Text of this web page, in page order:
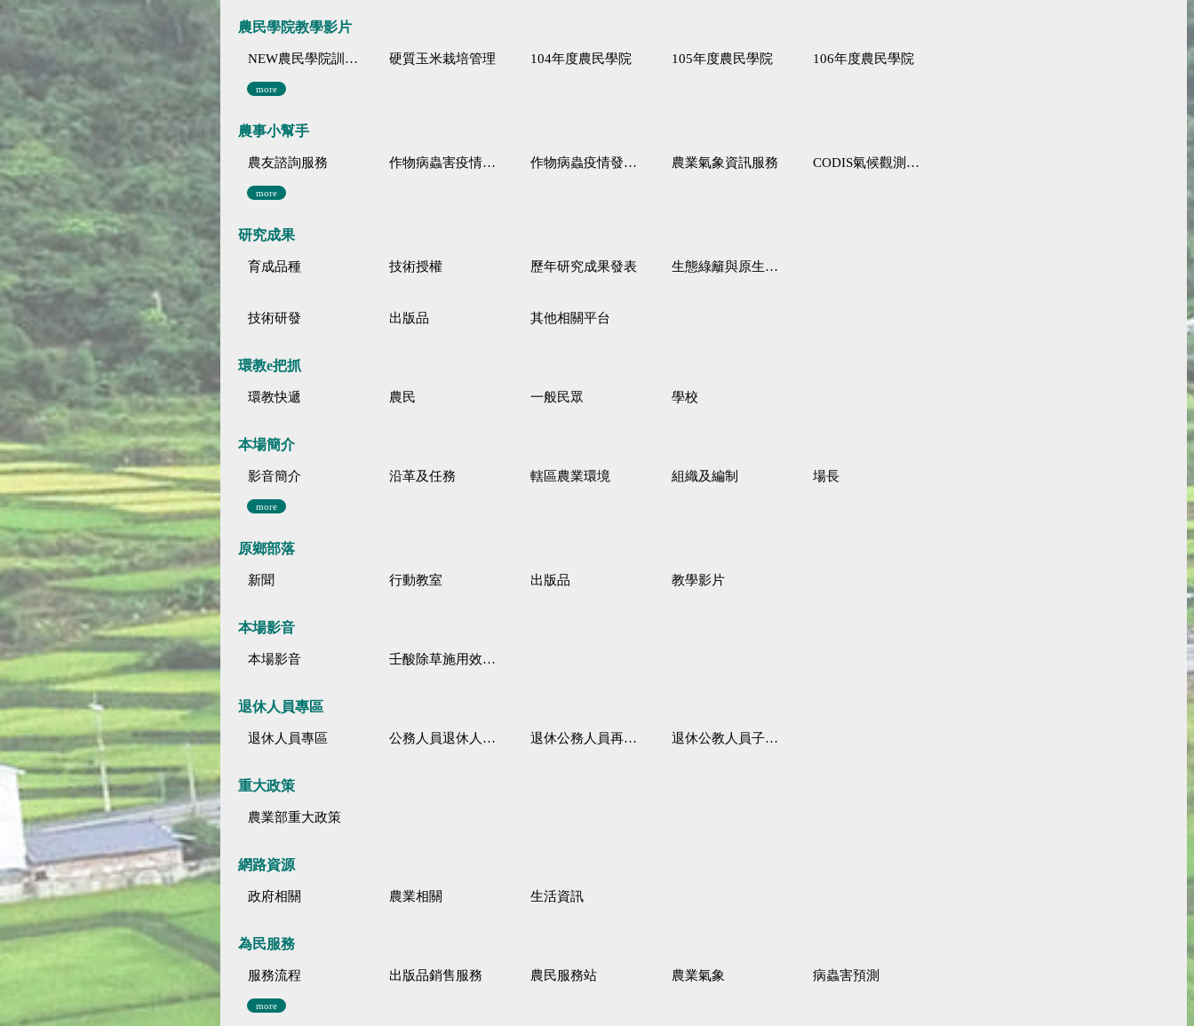
農民學院教學影片
NEW農民學院訓練影音分類 硬質玉米栽培管理 104年度農民學院 105年度農民學院 106年度農民學院
more
農事小幫手
農友諮詢服務 作物病蟲害疫情警報 作物病蟲疫情發生預測 農業氣象資訊服務 CODIS氣候觀測資料查詢服務
more
研究成果
育成品種 技術授權 歷年研究成果發表 生態綠籬與原生野花植生毯
技術研發 出版品 其他相關平台
環教e把抓
環教快遞 農民 一般民眾 學校
本場簡介
影音簡介 沿革及任務 轄區農業環境 組織及編制 場長
more
原鄉部落
新聞 行動教室 出版品 教學影片
本場影音
本場影音 壬酸除草施用效果觀察
退休人員專區
退休人員專區 公務人員退休人員法施行細則 退休公務人員再任職務 退休公教人員子女教育補助規定
重大政策
農業部重大政策
網路資源
政府相關 農業相關 生活資訊
為民服務
服務流程 出版品銷售服務 農民服務站 農業氣象 病蟲害預測
more